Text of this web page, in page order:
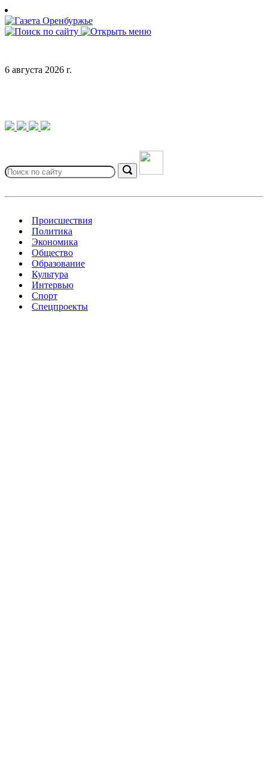
Skip
to
content
6 августа 2026 г.
for:
Search
Происшествия
Политика
Экономика
Общество
Образование
Культура
Интервью
Спорт
Спецпроекты